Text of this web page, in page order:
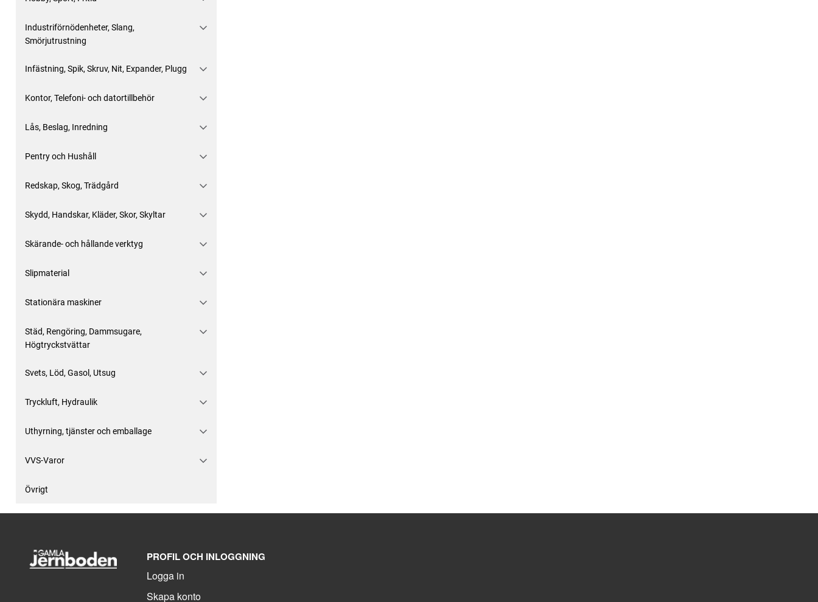
Industriförnödenheter, Slang,
Smörjutrustning
Infästning, Spik, Skruv, Nit, Expander, Plugg
Kontor, Telefoni- och datortillbehör
Lås, Beslag, Inredning
Pentry och Hushåll
Redskap, Skog, Trädgård
Skydd, Handskar, Kläder, Skor, Skyltar
Skärande- och hållande verktyg
Slipmaterial
Stationära maskiner
Städ, Rengöring, Dammsugare,
Högtryckstvättar
Svets, Löd, Gasol, Utsug
Tryckluft, Hydraulik
Uthyrning, tjänster och emballage
VVS-Varor
Övrigt
PROFIL OCH INLOGGNING
Logga in
Skapa konto